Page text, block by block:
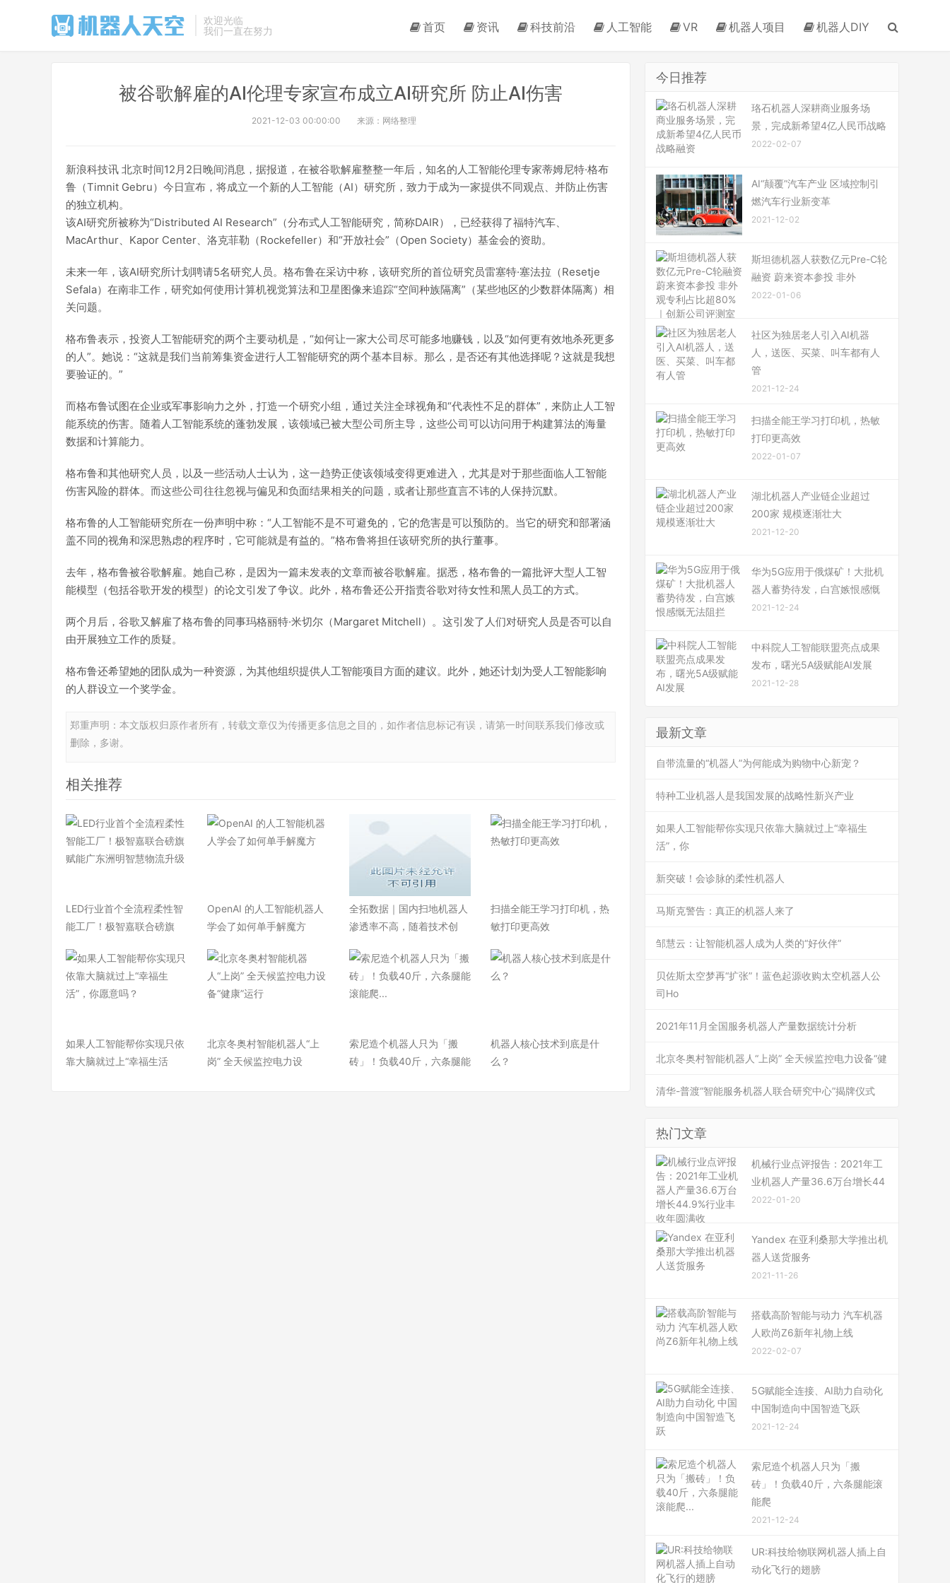
欢迎光临
我们一直在努力
首页 资讯 科技前沿 人工智能 VR 机器人项目 机器人DIY
被谷歌解雇的AI伦理专家宣布成立AI研究所 防止AI伤害
2021-12-03 00:00:00 来源：网络整理
新浪科技讯 北京时间12月2日晚间消息，据报道，在被谷歌解雇整整一年后，知名的人工智能伦理专家蒂姆尼特·格布
鲁（Timnit Gebru）今日宣布，将成立一个新的人工智能（AI）研究所，致力于成为一家提供不同观点、并防止伤害
的独立机构。
该AI研究所被称为“Distributed AI Research”（分布式人工智能研究，简称DAIR），已经获得了福特汽车、
MacArthur、Kapor Center、洛克菲勒（Rockefeller）和“开放社会”（Open Society）基金会的资助。
未来一年，该AI研究所计划聘请5名研究人员。格布鲁在采访中称，该研究所的首位研究员雷塞特·塞法拉（Resetje
Sefala）在南非工作，研究如何使用计算机视觉算法和卫星图像来追踪“空间种族隔离”（某些地区的少数群体隔离）相
关问题。
格布鲁表示，投资人工智能研究的两个主要动机是，“如何让一家大公司尽可能多地赚钱，以及“如何更有效地杀死更多
的人”。她说：“这就是我们当前筹集资金进行人工智能研究的两个基本目标。那么，是否还有其他选择呢？这就是我想
要验证的。”
而格布鲁试图在企业或军事影响力之外，打造一个研究小组，通过关注全球视角和“代表性不足的群体”，来防止人工智
能系统的伤害。随着人工智能系统的蓬勃发展，该领域已被大型公司所主导，这些公司可以访问用于构建算法的海量
数据和计算能力。
格布鲁和其他研究人员，以及一些活动人士认为，这一趋势正使该领域变得更难进入，尤其是对于那些面临人工智能
伤害风险的群体。而这些公司往往忽视与偏见和负面结果相关的问题，或者让那些直言不讳的人保持沉默。
格布鲁的人工智能研究所在一份声明中称：“人工智能不是不可避免的，它的危害是可以预防的。当它的研究和部署涵
盖不同的视角和深思熟虑的程序时，它可能就是有益的。”格布鲁将担任该研究所的执行董事。
去年，格布鲁被谷歌解雇。她自己称，是因为一篇未发表的文章而被谷歌解雇。据悉，格布鲁的一篇批评大型人工智
能模型（包括谷歌开发的模型）的论文引发了争议。此外，格布鲁还公开指责谷歌对待女性和黑人员工的方式。
两个月后，谷歌又解雇了格布鲁的同事玛格丽特·米切尔（Margaret Mitchell）。这引发了人们对研究人员是否可以自
由开展独立工作的质疑。
格布鲁还希望她的团队成为一种资源，为其他组织提供人工智能项目方面的建议。此外，她还计划为受人工智能影响
的人群设立一个奖学金。
郑重声明：本文版权归原作者所有，转载文章仅为传播更多信息之目的，如作者信息标记有误，请第一时间联系我们修改或
删除，多谢。
相关推荐
LED行业首个全流程柔性智
能工厂！极智嘉联合磅旗
OpenAI 的人工智能机器人
学会了如何单手解魔方
全拓数据｜国内扫地机器人
渗透率不高，随着技术创
扫描全能王学习打印机，热
敏打印更高效
如果人工智能帮你实现只依
靠大脑就过上“幸福生活
北京冬奥村智能机器人“上
岗” 全天候监控电力设
索尼造个机器人只为「搬
砖」！负载40斤，六条腿能
机器人核心技术到底是什
么？
今日推荐
珞石机器人深耕商业服务场
景，完成新希望4亿人民币战略
2022-02-07
AI“颠覆”汽车产业 区域控制引
燃汽车行业新变革
2021-12-02
斯坦德机器人获数亿元Pre-C轮
融资 蔚来资本参投 非外
2022-01-06
社区为独居老人引入AI机器
人，送医、买菜、叫车都有人
管
2021-12-24
扫描全能王学习打印机，热敏
打印更高效
2022-01-07
湖北机器人产业链企业超过
200家 规模逐渐壮大
2021-12-20
华为5G应用于俄煤矿！大批机
器人蓄势待发，白宫嫉恨感慨
2021-12-24
中科院人工智能联盟亮点成果
发布，曙光5A级赋能AI发展
2021-12-28
最新文章
自带流量的“机器人”为何能成为购物中心新宠？
特种工业机器人是我国发展的战略性新兴产业
如果人工智能帮你实现只依靠大脑就过上“幸福生
活”，你
新突破！会诊脉的柔性机器人
马斯克警告：真正的机器人来了
邹慧云：让智能机器人成为人类的“好伙伴”
贝佐斯太空梦再“扩张”！蓝色起源收购太空机器人公
司Ho
2021年11月全国服务机器人产量数据统计分析
北京冬奥村智能机器人“上岗” 全天候监控电力设备“健
清华-普渡“智能服务机器人联合研究中心”揭牌仪式
热门文章
机械行业点评报告：2021年工
业机器人产量36.6万台增长44
2022-01-20
Yandex 在亚利桑那大学推出机
器人送货服务
2021-11-26
搭载高阶智能与动力 汽车机器
人欧尚Z6新年礼物上线
2022-02-07
5G赋能全连接、AI助力自动化
中国制造向中国智造飞跃
2021-12-24
索尼造个机器人只为「搬
砖」！负载40斤，六条腿能滚
能爬
2021-12-24
UR:科技给物联网机器人插上自
动化飞行的翅膀